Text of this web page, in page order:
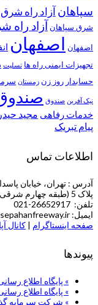
سپاهان آزاد راه شرق
شرق سپاهان آزاد راه
اصفهان اصفهان
تجهیزات ایمنی راه ها تسلیت
حسابدار روز زن زمستان
نیک آفرین صندوق
خدمات رفاهی مجید
پیام تبریک
اطلاعات تماس
آدرس : تهران، خیابان
پلاک 5 (طبقه چهارم شرقی)
تلفن: 26652917-021
ایمیل: info@sepahanfreeway.ir
صفحه اینستاگرام | کانال
پیوندها
» پایگاه اطلاع
» پایگاه اطلاع
» شركت سرمایه